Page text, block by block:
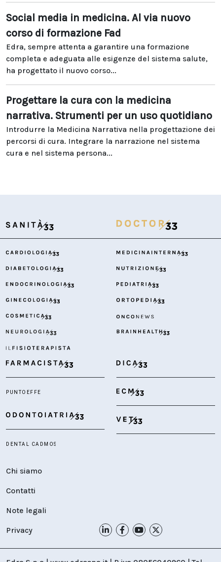
Social media in medicina. Al via nuovo
corso di formazione Fad
Edra, sempre attenta a garantire una formazione
completa e adeguata alle esigenze del sistema salute,
ha progettato il nuovo corso...
Progettare la cura con la medicina
narrativa. Strumenti per un uso quotidiano
Introdurre la Medicina Narrativa nella progettazione dei
percorsi di cura. Integrare la narrazione nel sistema
cura e nel sistema persona...
Chi siamo
Contatti
Note legali
Privacy